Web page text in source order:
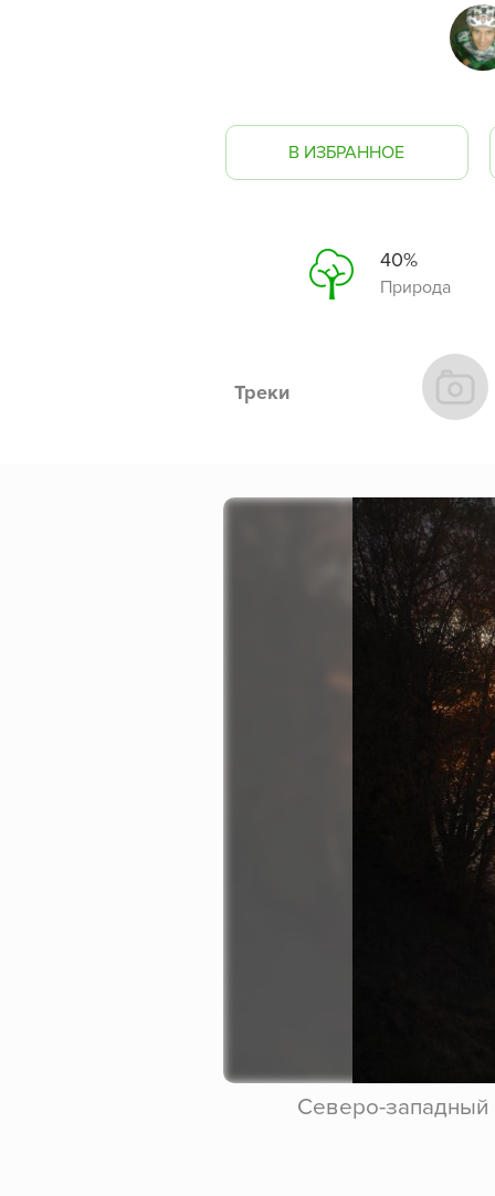
В ИЗБРАННОЕ
40%
Природа
Треки
Северо-западный